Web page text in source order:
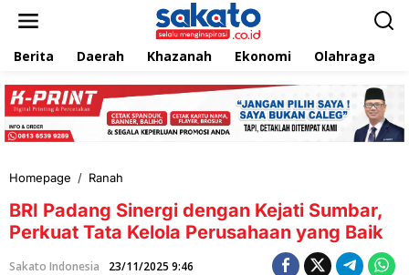
e
k
Berita Daerah Khazanah Ekonomi Olahraga
Homepage / Ranah
I
P
a
d
BRI Padang Sinergi dengan Kejati Sumbar,
Perkuat Tata Kelola Perusahaan yang Baik
Sakato Indonesia 23/11/2025 9:46